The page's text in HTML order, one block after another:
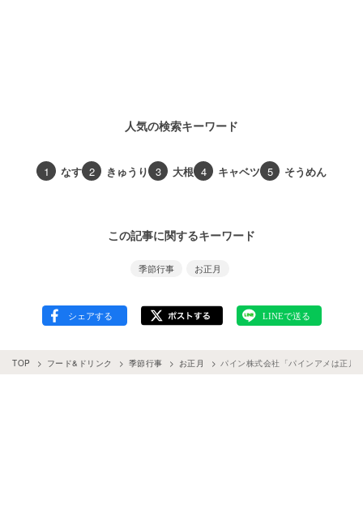
人気の検索キーワード
1 なす 2 きゅうり 3 大根 4 キャベツ 5 そうめん
この記事に関するキーワード
季節行事 お正月
TOP フード&ドリンク 季節行事 お正月 パイン株式会社「パインアメは正月